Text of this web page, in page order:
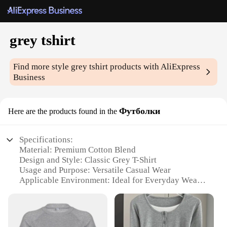
grey tshirt
Find more style grey tshirt products with AliExpress
Business
Here are the products found in the Футболки
Specifications:
Material: Premium Cotton Blend
Design and Style: Classic Grey T-Shirt
Usage and Purpose: Versatile Casual Wear
Applicable Environment: Ideal for Everyday Wear
Shape or Size or Weight or Quantity: Available in
Various Sizes and Quantities